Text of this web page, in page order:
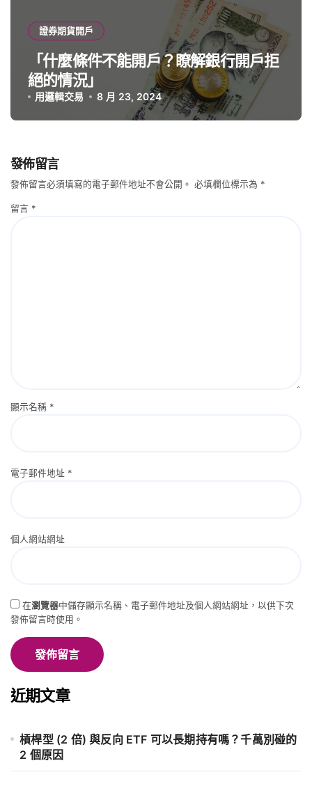
證券期貨開戶
「什麼條件不能開戶？瞭解銀行開戶拒
絕的情況」
用邏輯交易 8 月 23, 2024
發佈留言
發佈留言必須填寫的電子郵件地址不會公開。 必填欄位標示為 *
留言 *
顯示名稱 *
電子郵件地址 *
個人網站網址
在瀏覽器中儲存顯示名稱、電子郵件地址及個人網站網址，以供下次
發佈留言時使用。
近期文章
槓桿型 (2 倍) 與反向 ETF 可以長期持有嗎？千萬別碰的
2 個原因